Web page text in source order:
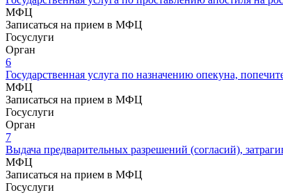
МФЦ
Записаться на прием в МФЦ
Госуслуги
Орган
6
Государственная услуга по назначению опекуна,
МФЦ
Записаться на прием в МФЦ
Госуслуги
Орган
7
Выдача предварительных разрешений (согласий),
МФЦ
Записаться на прием в МФЦ
Госуслуги